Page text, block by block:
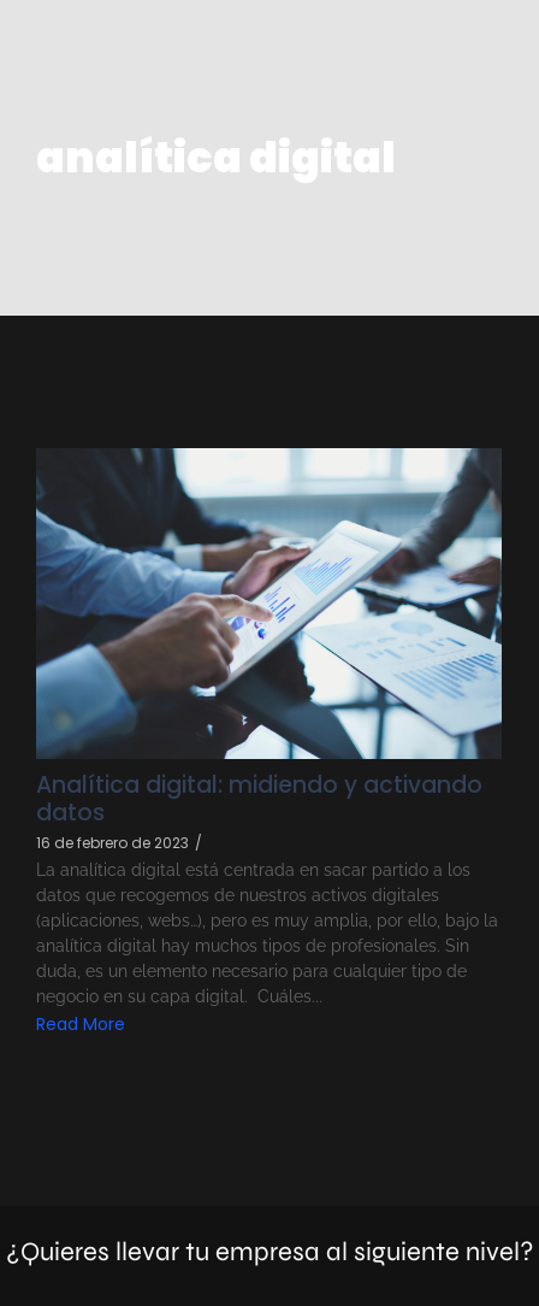
analítica digital
Analítica digital: midiendo y activando
datos
16 de febrero de 2023 /
La analítica digital está centrada en sacar partido a los
datos que recogemos de nuestros activos digitales
(aplicaciones, webs…), pero es muy amplia, por ello, bajo la
analítica digital hay muchos tipos de profesionales. Sin
duda, es un elemento necesario para cualquier tipo de
negocio en su capa digital. Cuáles...
Read More
¿Quieres llevar tu empresa al siguiente nivel?